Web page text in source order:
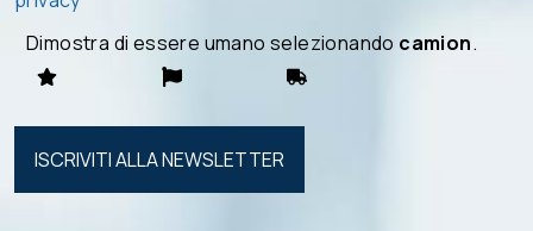
Dimostra di essere umano selezionando camion.
Si prega di
lasciare